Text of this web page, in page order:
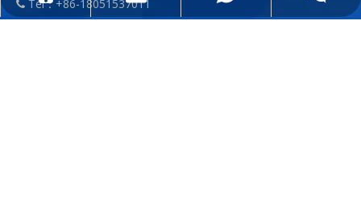
 Tél：+86-18051537011